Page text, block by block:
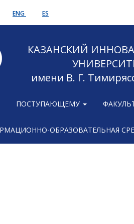
ENG ES
КАЗАНСКИЙ
имени В. Г.
ПОСТУПАЮЩЕМУ
ОБРАЗОВАТЕЛЬНАЯ